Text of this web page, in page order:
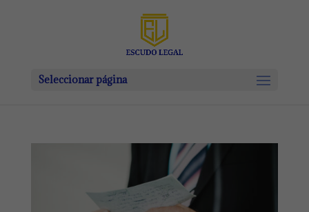
Seleccionar página